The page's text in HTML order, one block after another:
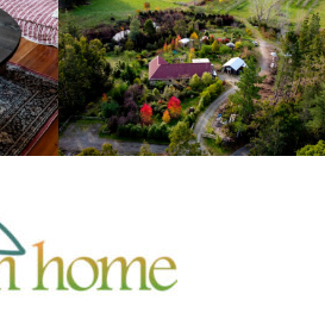
あいむほーむNZ